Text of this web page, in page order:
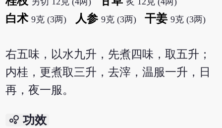
白术 9克 (3两) 人参 9克 (3两) 干姜 9克 (3两)
右五味，以水九升，先煮四味，取五升；
内桂，更煮取三升，去滓，温服一升，日
再，夜一服。
bubble_chart 功效